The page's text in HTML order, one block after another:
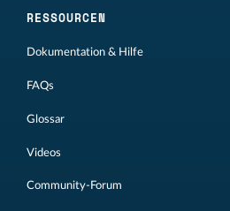
RESSOURCEN
Dokumentation & Hilfe
FAQs
Glossar
Videos
Community-Forum